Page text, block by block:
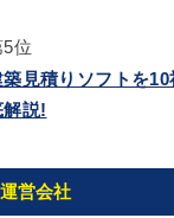
5位
築見積りソフトを
解説!
運営会社